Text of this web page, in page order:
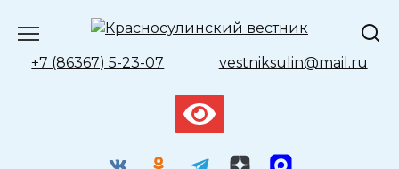
содержанию
+7 (86367) 5-23-07 vestniksulin@mail.ru